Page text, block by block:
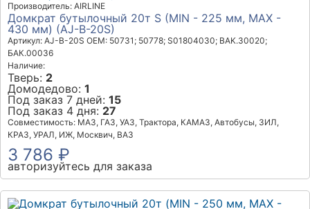
Производитель: AIRLINE
Домкрат бутылочный 20т S (MIN - 225 мм, MAX -
430 мм) (AJ-B-20S)
Артикул: AJ-B-20S OEM: 50731; 50778; S01804030; BAK.30020;
БАК.00036
Наличие:
Тверь: 2
Домодедово: 1
Под заказ 7 дней: 15
Под заказ 4 дня: 27
Совместимость: МАЗ, ГАЗ, УАЗ, Трактора, КАМАЗ, Автобусы, ЗИЛ,
КРАЗ, УРАЛ, ИЖ, Москвич, ВАЗ
3 786 ₽
авторизуйтесь для заказа